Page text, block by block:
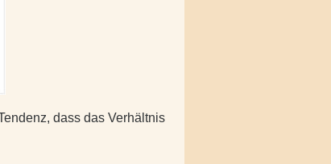
dass das Verhältnis